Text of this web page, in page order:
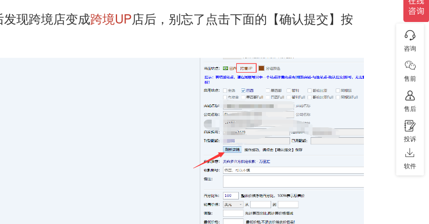
现跨境店变成跨境UP店后，别忘了点击下面的【确认提交】按
咨询
售前
售后
投诉
软件